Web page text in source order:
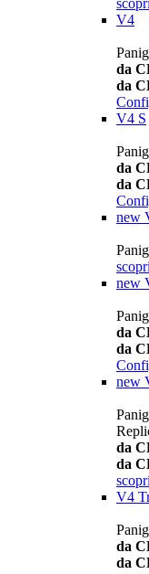
V4
da
da
V4 S
da
da
new
new
da
da
new
da
da
V4
da
da